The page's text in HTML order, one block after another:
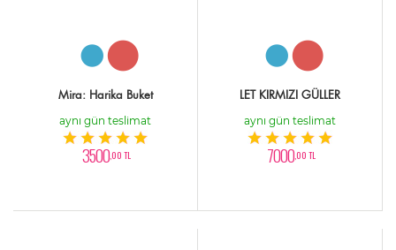
Mira: Harika Buket
aynı gün teslimat
3500,00 TL
LET KIRMIZI GÜLLER
aynı gün teslimat
7000,00 TL